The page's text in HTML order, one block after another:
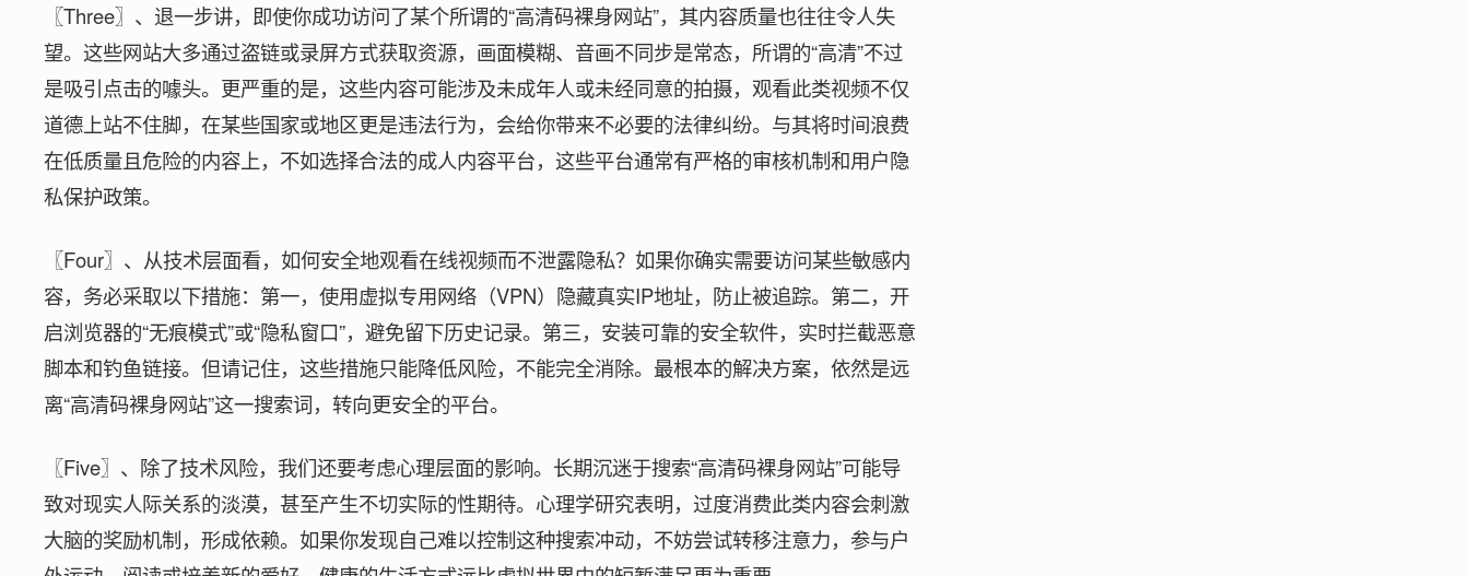
〖Three〗、退一步讲，即使你成功访问了某个所谓的“高清码裸身网站”，其内容质量也往往令人失
望。这些网站大多通过盗链或录屏方式获取资源，画面模糊、音画不同步是常态，所谓的“高清”不过
是吸引点击的噱头。更严重的是，这些内容可能涉及未成年人或未经同意的拍摄，观看此类视频不仅
道德上站不住脚，在某些国家或地区更是违法行为，会给你带来不必要的法律纠纷。与其将时间浪费
在低质量且危险的内容上，不如选择合法的成人内容平台，这些平台通常有严格的审核机制和用户隐
私保护政策。
〖Four〗、从技术层面看，如何安全地观看在线视频而不泄露隐私？如果你确实需要访问某些敏感内
容，务必采取以下措施：第一，使用虚拟专用网络（VPN）隐藏真实IP地址，防止被追踪。第二，开
启浏览器的“无痕模式”或“隐私窗口”，避免留下历史记录。第三，安装可靠的安全软件，实时拦截恶意
脚本和钓鱼链接。但请记住，这些措施只能降低风险，不能完全消除。最根本的解决方案，依然是远
离“高清码裸身网站”这一搜索词，转向更安全的平台。
〖Five〗、除了技术风险，我们还要考虑心理层面的影响。长期沉迷于搜索“高清码裸身网站”可能导
致对现实人际关系的淡漠，甚至产生不切实际的性期待。心理学研究表明，过度消费此类内容会刺激
大脑的奖励机制，形成依赖。如果你发现自己难以控制这种搜索冲动，不妨尝试转移注意力，参与户